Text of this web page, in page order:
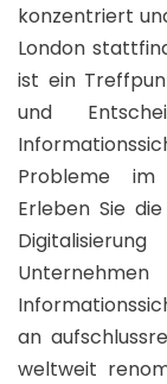
konzentriert
London
ist ein
und
Probleme im
Erleben Sie
an
weltweit